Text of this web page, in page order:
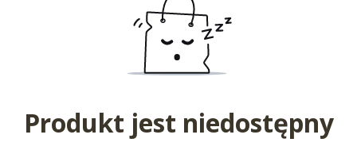
Produkt jest niedostępny